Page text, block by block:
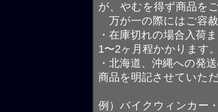
が、やむを得ず商品を
万が一の際にはご容
・在庫切れの場合入荷
1〜2ヶ月程かかります
・北海道、沖縄への発
商品を明記させていた
例）バイクウィンカー